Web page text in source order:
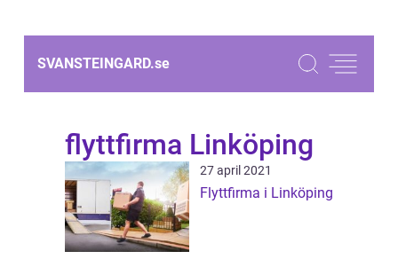
SVANSTEINGARD.se
flyttfirma Linköping
27 april 2021
Flyttfirma i Linköping